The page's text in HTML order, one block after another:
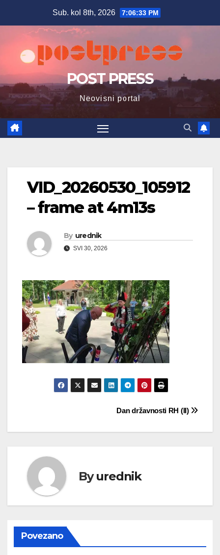
Sub. kol 8th, 2026 7:06:34 PM
POST PRESS
Neovisni portal
VID_20260530_105912
– frame at 4m13s
By urednik
SVI 30, 2026
objava
Dan državnosti RH (II)
Byurednik
Povezano